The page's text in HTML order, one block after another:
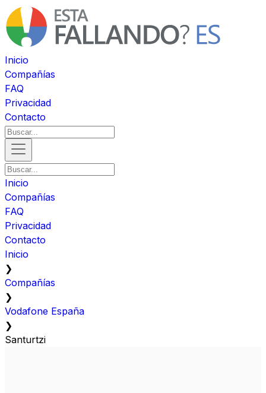
Inicio
Compañías
FAQ
Privacidad
Contacto
Inicio
Compañías
FAQ
Privacidad
Contacto
Inicio
❯
Compañías
❯
Vodafone España
❯
Santurtzi